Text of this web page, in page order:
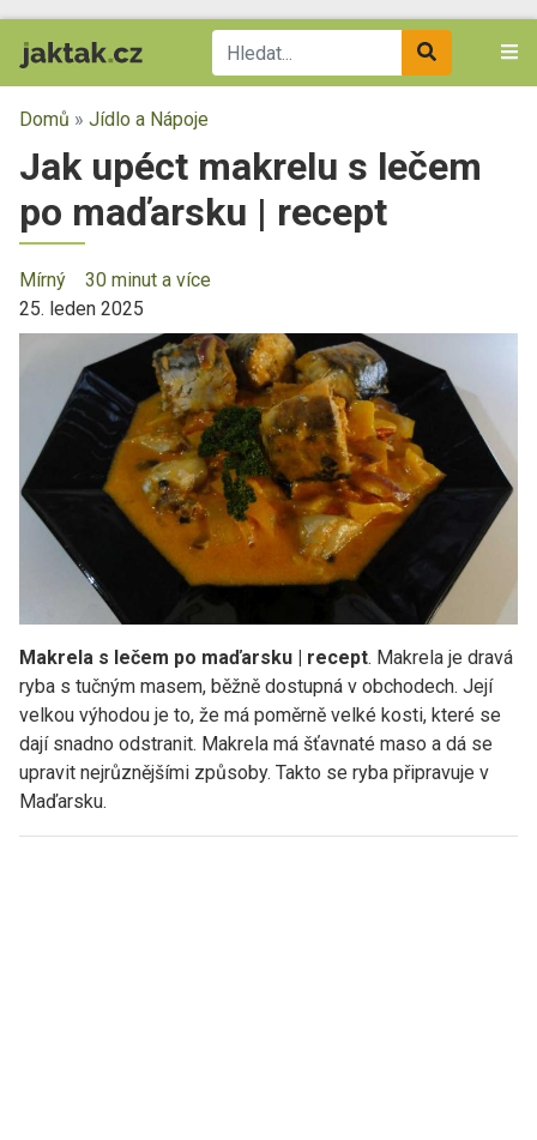
Domů » Jídlo a Nápoje
Jak upéct makrelu s lečem
po maďarsku | recept
Mírný
30 minut a více
25. leden 2025
Makrela s lečem po maďarsku | recept. Makrela je dravá
ryba s tučným masem, běžně dostupná v obchodech. Její
velkou výhodou je to, že má poměrně velké kosti, které se
dají snadno odstranit. Makrela má šťavnaté maso a dá se
upravit nejrůznějšími způsoby. Takto se ryba připravuje v
Maďarsku.